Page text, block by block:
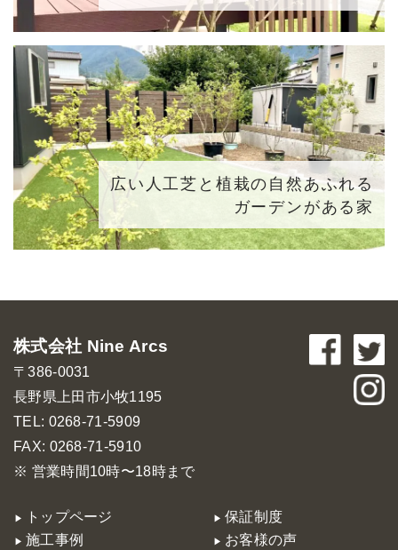
広い人工芝と植栽の自然あふれる
ガーデンがある家
株式会社 Nine Arcs
〒386-0031
長野県上田市小牧1195
TEL: 0268-71-5909
FAX: 0268-71-5910
※ 営業時間10時〜18時まで
トップページ
施工事例
保証制度
お客様の声